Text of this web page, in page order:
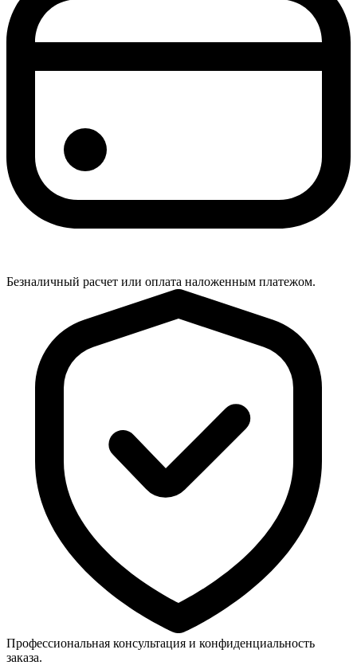
Безналичный расчет или оплата наложенным платежом.
Профессиональная консультация и конфиденциальность
заказа.